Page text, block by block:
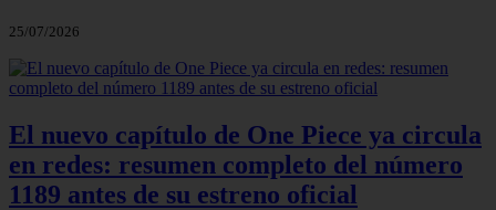
25/07/2026
El nuevo capítulo de One Piece ya circula
en redes: resumen completo del número
1189 antes de su estreno oficial